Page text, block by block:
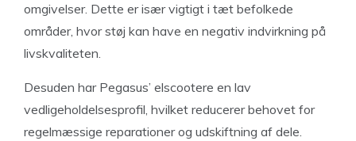
omgivelser. Dette er især vigtigt i tæt befolkede
områder, hvor støj kan have en negativ indvirkning på
livskvaliteten.
Desuden har Pegasus’ elscootere en lav
vedligeholdelsesprofil, hvilket reducerer behovet for
regelmæssige reparationer og udskiftning af dele.